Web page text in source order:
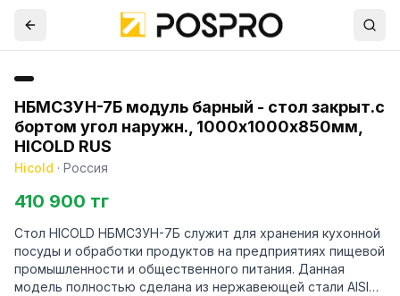
НБМСЗУН-7Б модуль барный - стол закрыт.с
бортом угол наружн., 1000х1000х850мм,
HICOLD RUS
Hicold · Россия
410 900 тг
Стол HICOLD НБМСЗУН-7Б служит для хранения кухонной
посуды и обработки продуктов на предприятиях пищевой
промышленности и общественного питания. Данная
модель полностью сделана из нержавеющей стали AISI